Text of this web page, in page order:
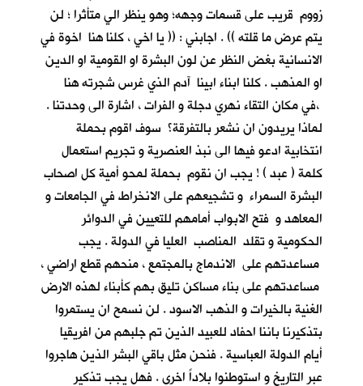
زووم قريب على قسمات وجهه؛ وهو ينظر الي متأثرا ؛ لن
يتم عرض ما قلته )) . اجابني : (( يا اخي ، كلنا هنا اخوة في
الانسانية بغض النظر عن لون البشرة او القومية او الدين
او المذهب . كلنا ابناء ابينا آدم الذي غرس شجرته هنا
،في مكان التقاء نهري دجلة و الفرات ، اشارة الى وحدتنا .
لماذا يريدون ان نشعر بالتفرقة؟ سوف اقوم بحملة
انتخابية ادعو فيها الى نبذ العنصرية و تجريم استعمال
كلمة ( عبد ) ! يجب ان نقوم بحملة لمحو أمية كل اصحاب
البشرة السمراء و تشجيعهم على الانخراط في الجامعات و
المعاهد و فتح الابواب أمامهم للتعيين في الدوائر
الحكومية و تقلد المناصب العليا في الدولة . يجب
مساعدتهم على الاندماج بالمجتمع ، منحهم قطع اراضي ،
مساعدتهم على بناء مساكن تليق بهم كأبناء لهذه الارض
الغنية بالخيرات و الذهب الاسود . لن نسمح ان يستمروا
بتذكيرنا باننا احفاد للعبيد الذين تم جلبهم من افريقيا
أيام الدولة العباسية . فنحن مثل باقي البشر الذين هاجروا
عبر التاريخ و استوطنوا بلاداً اخرى . فهل يجب تذكير